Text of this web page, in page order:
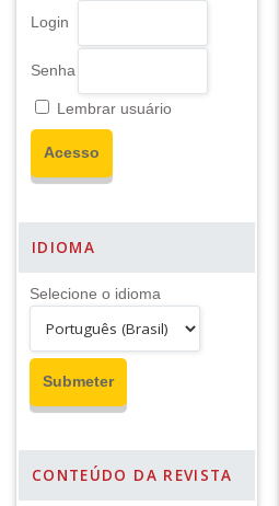
Login
Senha
Lembrar usuário
IDIOMA
Selecione o idioma
CONTEÚDO DA REVISTA